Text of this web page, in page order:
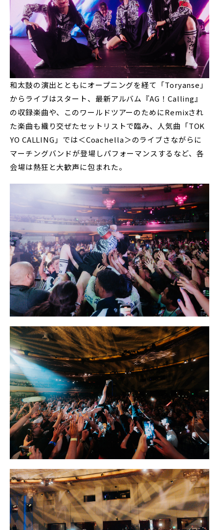
和太鼓の演出とともにオープニングを経て「Toryanse」
からライブはスタート、最新アルバム『AG！Calling』
の収録楽曲や、このワールドツアーのためにRemixされ
た楽曲も織り交ぜたセットリストで臨み、人気曲「TOK
YO CALLING」では＜Coachella＞のライブさながらに
マーチングバンドが登場しパフォーマンスするなど、各
会場は熱狂と大歓声に包まれた。